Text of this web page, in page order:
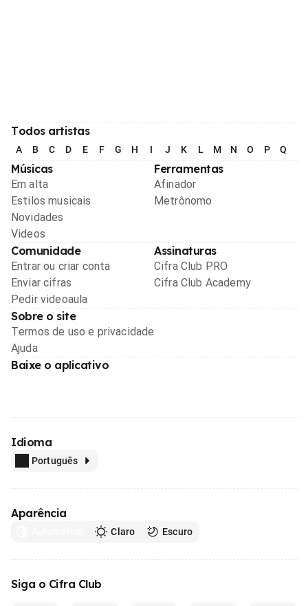
Todos artistas
A B C D E F G H I J K L M N O P Q
Músicas
Em alta
Estilos musicais
Novidades
Videos
Ferramentas
Afinador
Metrônomo
Comunidade
Entrar ou criar conta
Enviar cifras
Pedir videoaula
Assinaturas
Cifra Club PRO
Cifra Club Academy
Sobre o site
Termos de uso e privacidade
Ajuda
Baixe o aplicativo
Idioma
Português
Aparência
Claro Escuro
Siga o Cifra Club